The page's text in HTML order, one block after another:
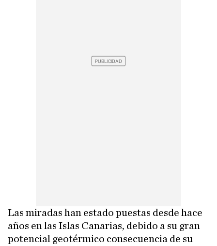
Las miradas han estado puestas desde hace
años en las Islas Canarias, debido a su gran
potencial geotérmico consecuencia de su